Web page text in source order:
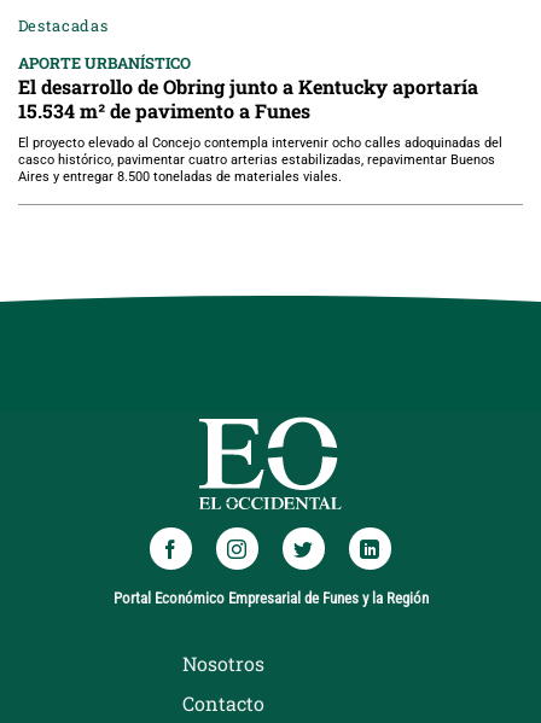
Destacadas
APORTE URBANÍSTICO
El desarrollo de Obring junto a Kentucky aportaría
15.534 m² de pavimento a Funes
El proyecto elevado al Concejo contempla intervenir ocho calles adoquinadas del
casco histórico, pavimentar cuatro arterias estabilizadas, repavimentar Buenos
Aires y entregar 8.500 toneladas de materiales viales.
Portal Económico Empresarial de Funes y la Región
Nosotros
Contacto